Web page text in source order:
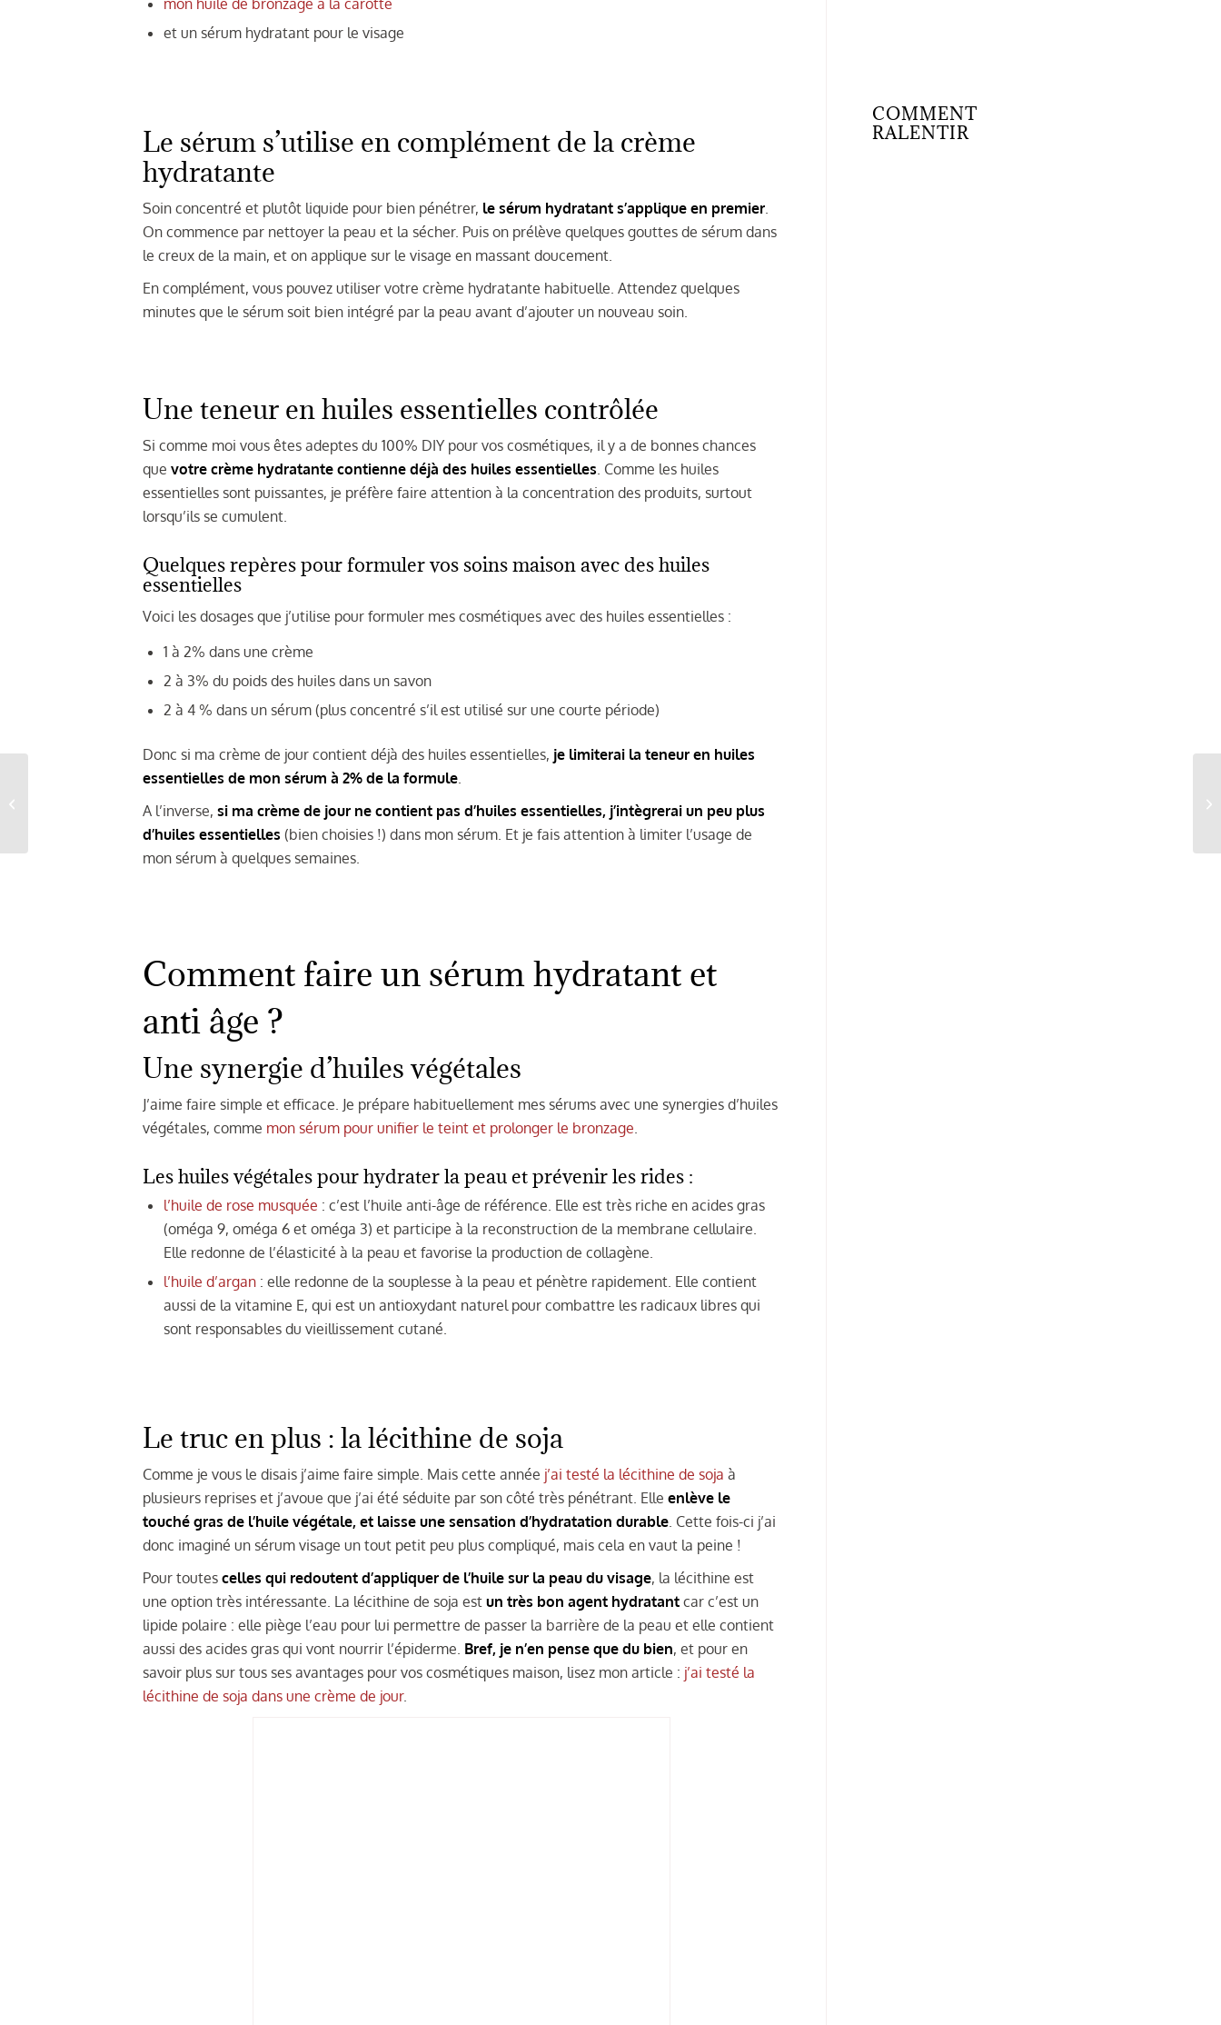
et un sérum hydratant pour le visage
Le sérum s’utilise en complément de la crème
hydratante
Soin concentré et plutôt liquide pour bien pénétrer, le sérum hydratant s’applique en premier
On commence par nettoyer la peau et la sécher. Puis on prélève quelques gouttes de sérum dans
le creux de la main, et on applique sur le visage en massant doucement.
En complément, vous pouvez utiliser votre crème hydratante habituelle. Attendez quelques
minutes que le sérum soit bien intégré par la peau avant d’ajouter un nouveau soin.
Une teneur en huiles essentielles contrôlée
Si comme moi vous êtes adeptes du 100% DIY pour vos cosmétiques, il y a de bonnes chances
que votre crème hydratante contienne déjà des huiles essentielles . Comme les huiles
essentielles sont puissantes, je préfère faire attention à la concentration des produits, surtout
lorsqu’ils se cumulent.
Quelques repères pour formuler vos soins maison avec des huiles
essentielles
Voici les dosages que j’utilise pour formuler mes cosmétiques avec des huiles essentielles :
1 à 2% dans une crème
2 à 3% du poids des huiles dans un savon
2 à 4 % dans un sérum (plus concentré s’il est utilisé sur une courte période)
Donc si ma crème de jour contient déjà des huiles essentielles, je limiterai la teneur en huiles
essentielles de mon sérum à 2% de la formule
A l’inverse, si ma crème de jour ne contient pas d’huiles essentielles, j’intègrerai un peu plus
d’huiles essentielles (bien choisies !) dans mon sérum. Et je fais attention à limiter l’usage de
mon sérum à quelques semaines.
Comment faire un sérum hydratant et
anti âge ?
Une synergie d’huiles végétales
J’aime faire simple et efficace. Je prépare habituellement mes sérums avec une synergies d’huiles
végétales, comme mon sérum pour unifier le teint et prolonger le bronzage.
Les huiles végétales pour hydrater la peau et prévenir les rides :
l’huile de rose musquée : c’est l’huile anti-âge de référence. Elle est très riche en acides gras
(oméga 9, oméga 6 et oméga 3) et participe à la reconstruction de la membrane cellulaire.
Elle redonne de l’élasticité à la peau et favorise la production de collagène.
l’huile d’argan : elle redonne de la souplesse à la peau et pénètre rapidement. Elle contient
aussi de la vitamine E, qui est un antioxydant naturel pour combattre les radicaux libres qui
sont responsables du vieillissement cutané.
Le truc en plus : la lécithine de soja
Comme je vous le disais j’aime faire simple. Mais cette année j’ai testé la lécithine de soja à
plusieurs reprises et j’avoue que j’ai été séduite par son côté très pénétrant. Elle enlève le
touché gras de l’huile végétale, et laisse une sensation d’hydratation durable. Cette fois-ci j’ai
donc imaginé un sérum visage un tout petit peu plus compliqué, mais cela en vaut la peine !
Pour toutes celles qui redoutent d’appliquer de l’huile sur la peau du visage, la lécithine est
une option très intéressante. La lécithine de soja est un très bon agent hydratant car c’est un
lipide polaire : elle piège l’eau pour lui permettre de passer la barrière de la peau et elle contient
aussi des acides gras qui vont nourrir l’épiderme. Bref, je n’en pense que du bien, et pour en
savoir plus sur tous ses avantages pour vos cosmétiques maison, lisez mon article : j’ai testé la
lécithine de soja dans une crème de jour.
COMMENT
RALENTIR
Comment reconnaître